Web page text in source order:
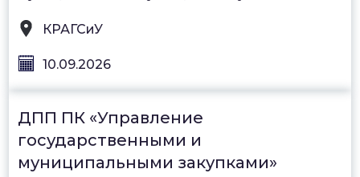
КРАГСиУ
10.09.2026
ДПП ПК «Управление
государственными и
муниципальными закупками»